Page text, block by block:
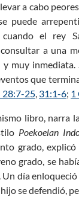
a cabo
puede
cuando el rey
a una
muy inmediata.
que
28:7-25, 31:1-6; 1
libro, narra
Poekoelan
grado,
grado, se
Un día
se defendió,